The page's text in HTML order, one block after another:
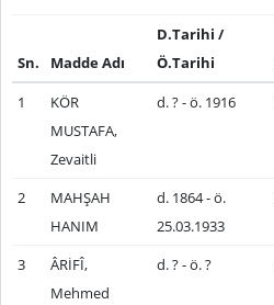
Sn. Madde Adı
D.Tarihi /
Ö.Tarihi
1
KÖR
MUSTAFA,
Zevaitli
d. ? - ö. 1916
2
MAHŞAH
HANIM
d. 1864 - ö.
25.03.1933
3
ÂRİFÎ,
Mehmed
d. ? - ö. ?